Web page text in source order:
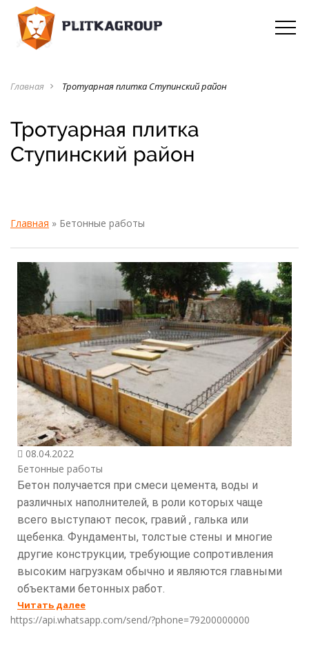
Главная navigate_next Тротуарная плитка Ступинский район
Тротуарная плитка
Ступинский район
Главная » Бетонные работы
08.04.2022
Бетонные работы
Бетон получается при смеси цемента, воды и
различных наполнителей, в роли которых чаще
всего выступают песок, гравий , галька или
щебенка. Фундаменты, толстые стены и многие
другие конструкции, требующие сопротивления
высоким нагрузкам обычно и являются главными
объектами бетонных работ.
Читать далее
https://api.whatsapp.com/send/?phone=79200000000